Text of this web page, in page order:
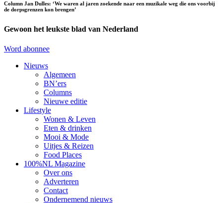
Column Jan Dulles: ‘We waren al jaren zoekende naar een muzikale weg die ons voorbij
de dorpsgrenzen kon brengen’
Gewoon het leukste blad van Nederland
Word abonnee
Nieuws
Algemeen
BN’ers
Columns
Nieuwe editie
Lifestyle
Wonen & Leven
Eten & drinken
Mooi & Mode
Uitjes & Reizen
Food Places
100%NL Magazine
Over ons
Adverteren
Contact
Ondernemend nieuws